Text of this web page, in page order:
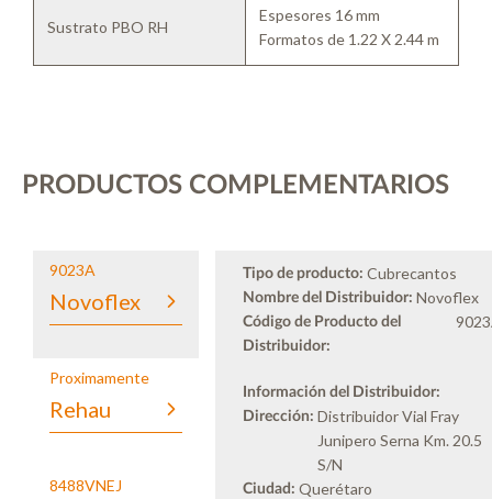
Sustrato PBO RH
Espesores 16 mm
Formatos de 1.22 X 2.44 m
PRODUCTOS COMPLEMENTARIOS
9023A
Novoflex
Proximamente
Rehau
8488VNEJ
Tipo de producto: Cubrecantos
Nombre del Distribuidor: Novoflex
Código de Producto del
Distribuidor:
Información del Distribuidor:
Dirección: Distribuidor Vial Fray
Junipero Serna Km. 20.5
S/N
Ciudad: Querétaro